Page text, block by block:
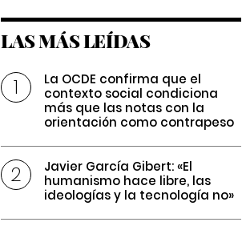
LAS MÁS LEÍDAS
La OCDE confirma que el
contexto social condiciona
más que las notas con la
orientación como contrapeso
Javier García Gibert: «El
humanismo hace libre, las
ideologías y la tecnología no»